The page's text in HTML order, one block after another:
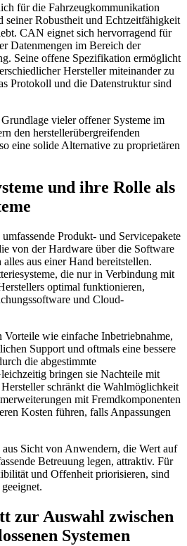
für die Fahrzeugkommunikation
seiner Robustheit und Echtzeitfähigkeit
CAN eignet sich hervorragend für
Datenmengen im Bereich der
Seine offene Spezifikation ermöglicht
Hersteller miteinander zu
Protokoll und die Datenstruktur sind
vieler offener Systeme im
den herstellerübergreifenden
eine solide Alternative zu proprietären
und ihre Rolle als
Produkt- und Servicepakete
von der Hardware über die Software
aus einer Hand bereitstellen.
die nur in Verbindung mit
optimal funktionieren,
und Cloud-
Vorteile wie einfache Inbetriebnahme,
Support und oftmals eine bessere
die abgestimmte
bringen sie Nachteile mit
schränkt die Wahlmöglichkeit
mit Fremdkomponenten
Kosten führen, falls Anpassungen
Sicht von Anwendern, die Wert auf
Betreuung legen, attraktiv. Für
und Offenheit priorisieren, sind
zur Auswahl zwischen
Systemen